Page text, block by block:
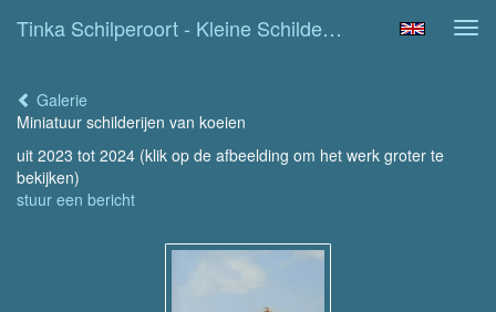
Tinka Schilperoort - Kleine Schilderijtjes
Galerie
Miniatuur schilderijen van koeien
uit 2023 tot 2024 (klik op de afbeelding om het werk groter te
bekijken)
stuur een bericht